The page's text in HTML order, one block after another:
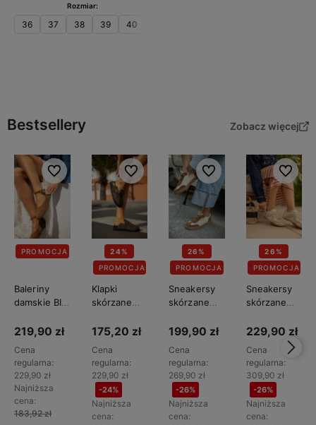
Rozmiar:
36 37 38 39 40
Bestsellery Zobacz więcej
PROMOCJA
Baleriny
damskie BIG
TT274211
219,90 zł
Cena
regularna:
229,90 zł
Najniższa
cena:
183,92 zł
Do ulubionych
24%
PROMOCJA
Klapki
skórzane
STAR
175,20 zł
Cena
regularna:
229,90 zł
-24%
Najniższa
cena:
Do ulubionych
26%
PROMOCJA
Sneakersy
skórzane
STAR
199,90 zł
Cena
regularna:
269,90 zł
-26%
Najniższa
cena:
Do ulubionych
26%
PROMOCJA
Sneakersy
skórzane
STAR
TT274577
229,90 zł
Cena
regularna:
309,90 zł
-26%
Najniższa
cena:
Do